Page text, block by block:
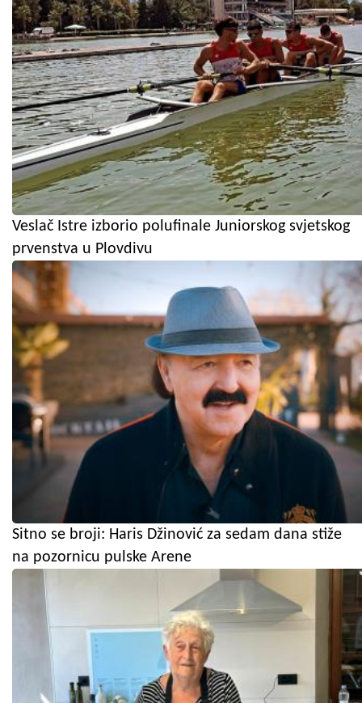
Veslač Istre izborio polufinale Juniorskog svjetskog
prvenstva u Plovdivu
Sitno se broji: Haris Džinović za sedam dana stiže
na pozornicu pulske Arene